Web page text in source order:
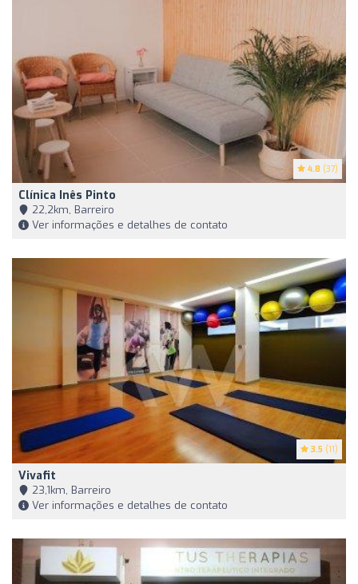
4.8 (37)
Clínica Inês Pinto
22,2km, Barreiro
Ver informações e detalhes de contato
3.5 (11)
Vivafit
23,1km, Barreiro
Ver informações e detalhes de contato